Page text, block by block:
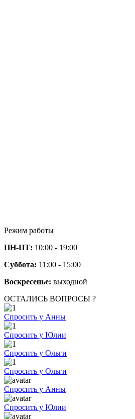
Режим работы
ПН-ПТ: 10:00 - 19:00
Суббота: 11:00 - 15:00
Воскресенье: выходной
ОСТАЛИСЬ ВОПРОСЫ ?
Спросить у Анны
Спросить у Юлии
Спросить у Ольги
Спросить у Ольги
Спросить у Анны
Спросить у Юлии